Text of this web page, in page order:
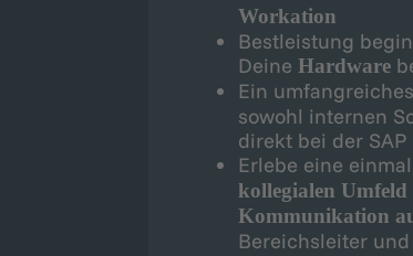
Workation
Bestleistung
Deine Hardware
Ein umfangreiches
sowohl internen
direkt bei der
Erlebe eine
kollegialen Umfeld
Kommunikation
Bereichsleiter